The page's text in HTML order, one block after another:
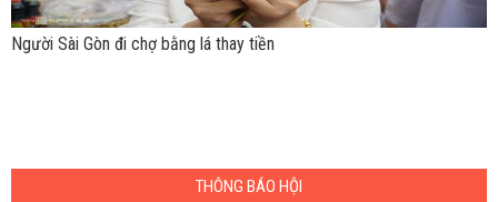
Người Sài Gòn đi chợ bằng lá thay tiền
THÔNG BÁO HỘI